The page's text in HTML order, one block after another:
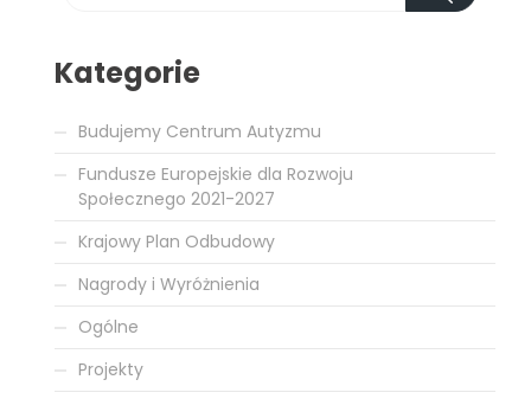
Kategorie
Budujemy Centrum Autyzmu
Fundusze Europejskie dla Rozwoju
Społecznego 2021-2027
Krajowy Plan Odbudowy
Nagrody i Wyróżnienia
Ogólne
Projekty